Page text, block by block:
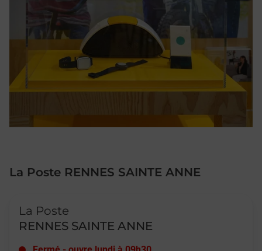
La Poste RENNES SAINTE ANNE
La Poste
RENNES SAINTE ANNE